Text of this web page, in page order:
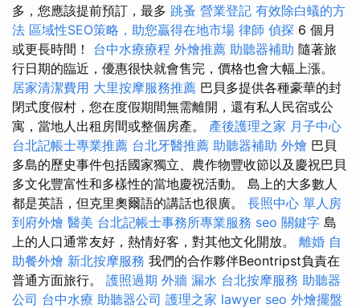
多，您應該提前預訂，最多 跳蚤 營業登記 有效除白蟻的方
法 區域性SEO策略，助您贏得在地市場 律師 偵探 6 個月
或更長時間！ 台中水療療程 外燴推薦 助聽器補助 隨著旅
行日期的臨近，優惠很快就會售完，價格也會大幅上漲。
居家清潔費用 大里按摩服務推薦 巴貝多提供各種豪華的封
閉式度假村，您在度假期間無需離開，還有私人民宿或公
寓，當地人出租房間或整個房產。 產後護理之家 月子中心
台北記帳士專業推薦 台北牙醫推薦 助聽器補助 外燴 巴貝
多島的歷史事件包括國家獨立、農作物豐收節以及慶祝巴貝
多文化豐富性和多樣性的當地慶祝活動。 島上的大多數人
都是英語，但克里奧爾語的講話也很廣。 長照中心 單人房
到府外燴 醫美 台北記帳士事務所專業服務 seo 關鍵字 島
上的人口通常友好，熱情好客，對其他文化開放。 離婚 自
助餐外燴 新北按摩服務 我們的合作夥伴Beontripst負責在
普通方面旅行。 護照過期 外牆 漏水 台北按摩服務 助聽器
公司 台中水療 助聽器公司 護理之家 lawyer seo 外燴擺盤